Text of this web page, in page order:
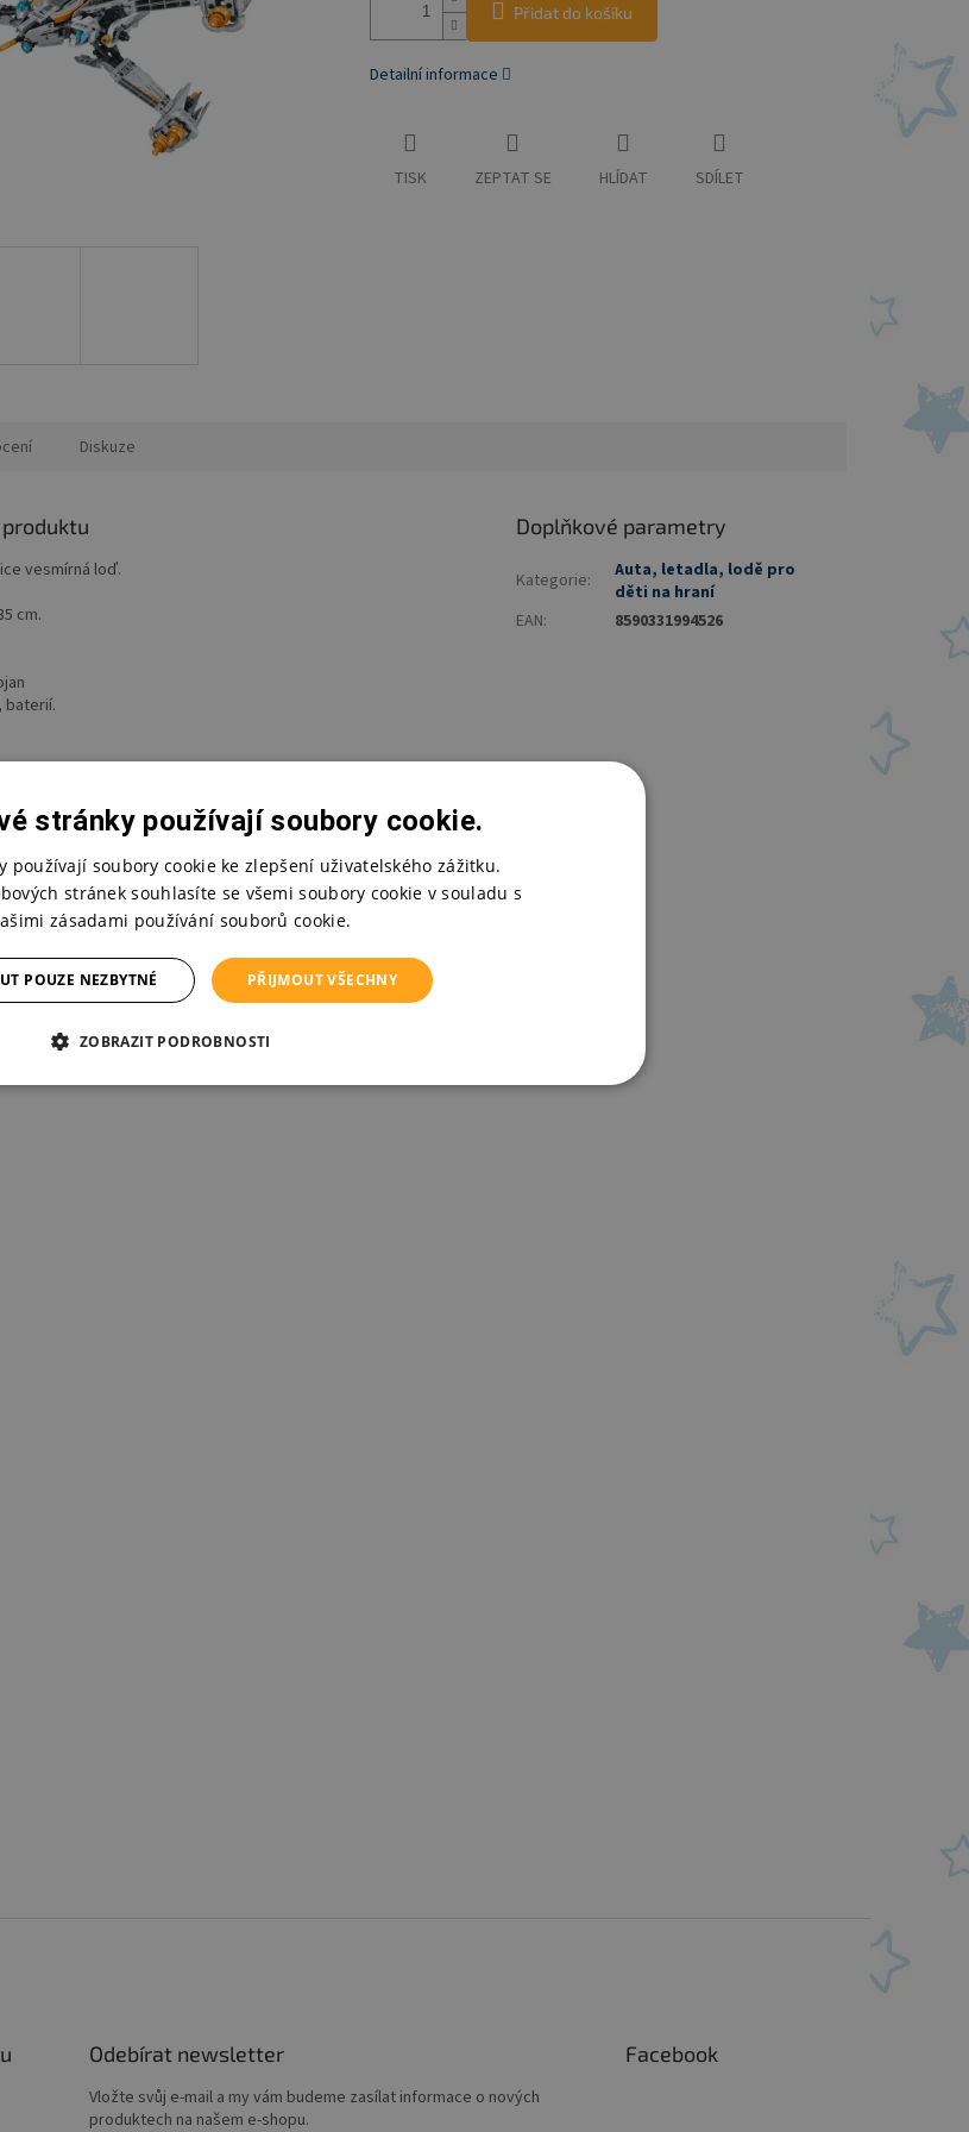
Přidat do košíku
Detailní informace
TISK ZEPTAT SE HLÍDAT SDÍLET
Diskuze
vesmírná loď.
cm.
baterií.
Doplňkové parametry
Kategorie:
Auta, letadla, lodě pro
děti na hraní
EAN: 8590331994526
Odebírat newsletter
Vložte svůj e-mail a my vám budeme zasílat informace o nových
produktech na našem e-shopu.
Facebook
stránky používají soubory cookie.
používají soubory cookie ke zlepšení uživatelského zážitku.
stránek souhlasíte se všemi soubory cookie v souladu s
zásadami používání souborů cookie.
PŘIJMOUT VŠECHNY
POUZE NEZBYTNÉ
ZOBRAZIT PODROBNOSTI